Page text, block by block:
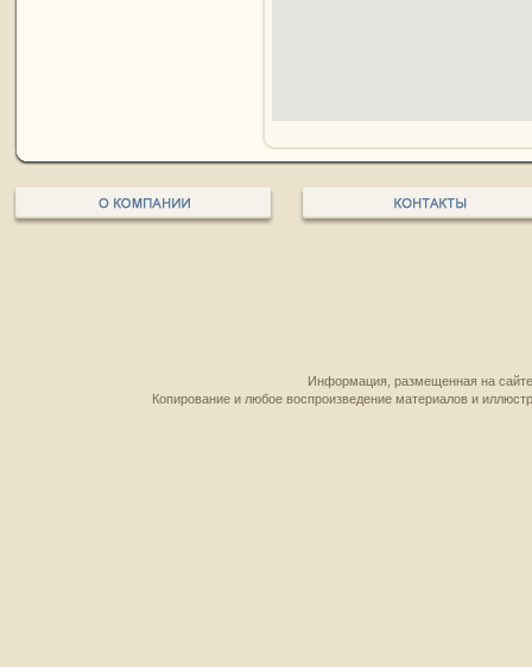
Информация, размещенная на
Копирование и любое воспроизведение материалов и